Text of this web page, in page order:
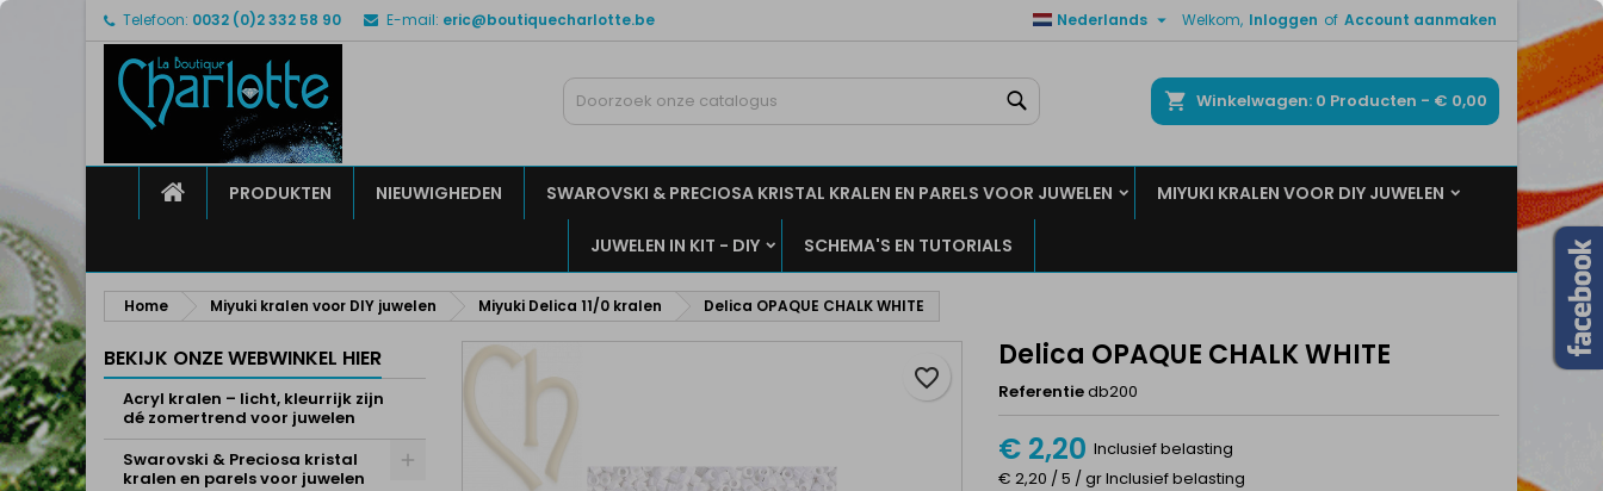
Telefoon: 0032 (0)2 332 58 90 E-mail: eric@boutiquecharlotte.be Welkom, Inloggen of Account aanmaken
Nederlands 
Winkelwagen 0 Producten - € 0,00
HOMEPRODUKTEN NIEUWIGHEDEN SWAROVSKI & PRECIOSA KRISTAL KRALEN EN PARELS VOOR JUWELEN MIYUKI KRALEN VOOR DIY JUWELEN
JUWELEN IN KIT - DIY SCHEMA'S EN TUTORIALS
Home Miyuki kralen voor DIY juwelen Miyuki Delica 11/0 kralen Delica OPAQUE CHALK WHITE
BEKIJK ONZE WEBWINKEL HIER
Acryl kralen – licht, kleurrijk zijn
dé zomertrend voor juwelen
Swarovski & Preciosa kristal
kralen en parels voor juwelen
Delica OPAQUE CHALK WHITE
Referentiedb200
€ 2,20 Inclusief belasting
€ 2,20 / 5 / gr Inclusief belasting
favorite_border
Mijn verlanglijsten
Maak een lijst
Maak een verlanglijst
Inloggen
U moet ingelogd zijn om producten in uw verlanglijst op te slaan.
Annuleren Inloggen